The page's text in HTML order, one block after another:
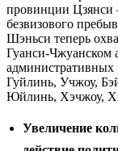
провинции
безвизового
Шэньси теперь
Гуанси-Чжуанском
Гуйлинь, Учжоу,
Юйлинь, Хэчжоу,
Увеличение